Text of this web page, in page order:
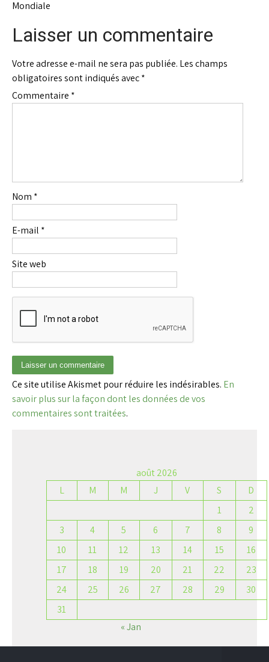
Mondiale
Laisser un commentaire
Votre adresse e-mail ne sera pas publiée. Les champs
obligatoires sont indiqués avec*
Commentaire *
Nom *
E-mail *
Site web
Ce site utilise Akismet pour réduire les indésirables. En
savoir plus sur la façon dont les données de vos
commentaires sont traitées.
août 2026
L
M M J V S
D
1
2
3
4 5 6 7 8
9
10
11 12 13 14 15
16
17
18 19 20 21 22
23
24
25 26 27 28 29
30
31
« Jan